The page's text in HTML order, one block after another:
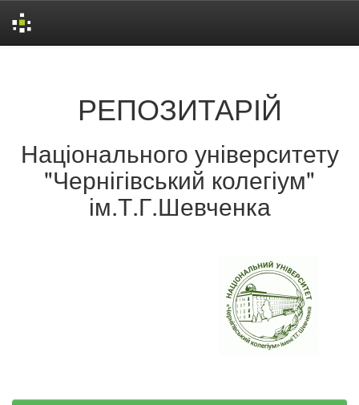
РЕПОЗИТАРІЙ
Національного університету
"Чернігівський колегіум"
ім.Т.Г.Шевченка